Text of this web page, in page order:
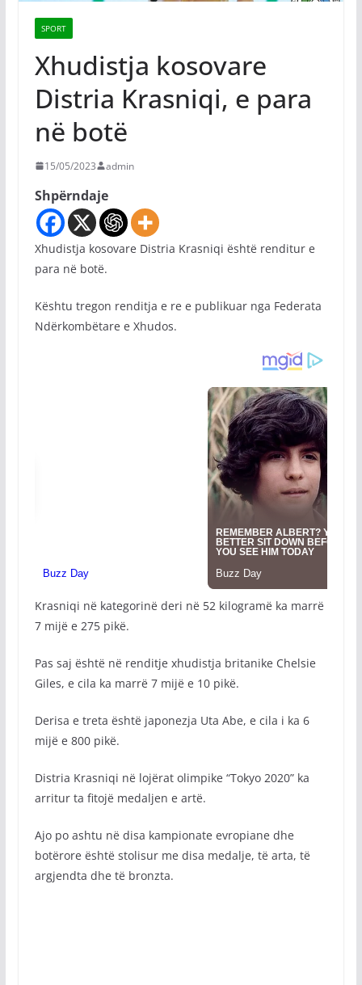
SPORT
Xhudistja kosovare
Distria Krasniqi, e para
në botë
15/05/2023 admin
Shpërndaje
Xhudistja kosovare Distria Krasniqi është renditur e
para në botë.
Kështu tregon renditja e re e publikuar nga Federata
Ndërkombëtare e Xhudos.
Krasniqi në kategorinë deri në 52 kilogramë ka marrë
7 mijë e 275 pikë.
Pas saj është në renditje xhudistja britanike Chelsie
Giles, e cila ka marrë 7 mijë e 10 pikë.
Derisa e treta është japonezja Uta Abe, e cila i ka 6
mijë e 800 pikë.
Distria Krasniqi në lojërat olimpike “Tokyo 2020” ka
arritur ta fitojë medaljen e artë.
Ajo po ashtu në disa kampionate evropiane dhe
botërore është stolisur me disa medalje, të arta, të
argjendta dhe të bronzta.